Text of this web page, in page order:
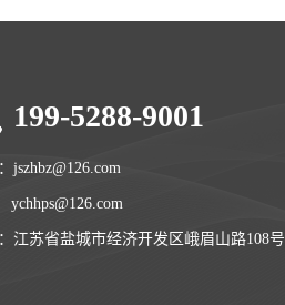
199-5288-9001
jszhbz@126.com
江苏省盐城市经济开发区峨眉山路108号